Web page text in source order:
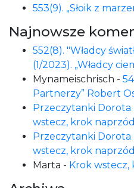
553(9). „Słoik z
Najnowsze
552(8). "Władcy
(1/2023). „Władcy
Mynameischrisch -
Partnerzy” Robert
Przeczytanki Dorota
wstecz, krok
Przeczytanki Dorota
wstecz, krok
Marta - Krok wstecz,